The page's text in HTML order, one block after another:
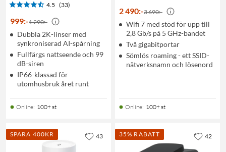
4.5 (33)
999:-1 290:-
Dubbla 2K-linser med
synkroniserad AI-spårning
Fullfärgs nattseende och 99
dB-siren
IP66-klassad för
utomhusbruk året runt
Online: 100+ st
2 490:-3 690:-
Wifi 7 med stöd för upp till
2,8 Gb/s på 5 GHz-bandet
Två gigabitportar
Sömlös roaming - ett SSID-
nätverksnamn och lösenord
Online: 100+ st
SPARA 400KR 43 35% RABATT 42